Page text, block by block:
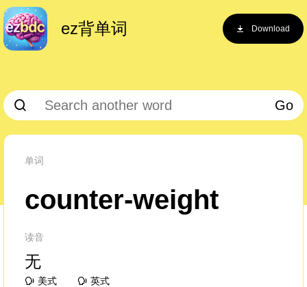
ez背单词 Download
Go
单词
counter-weight
读音
无
美式 英式